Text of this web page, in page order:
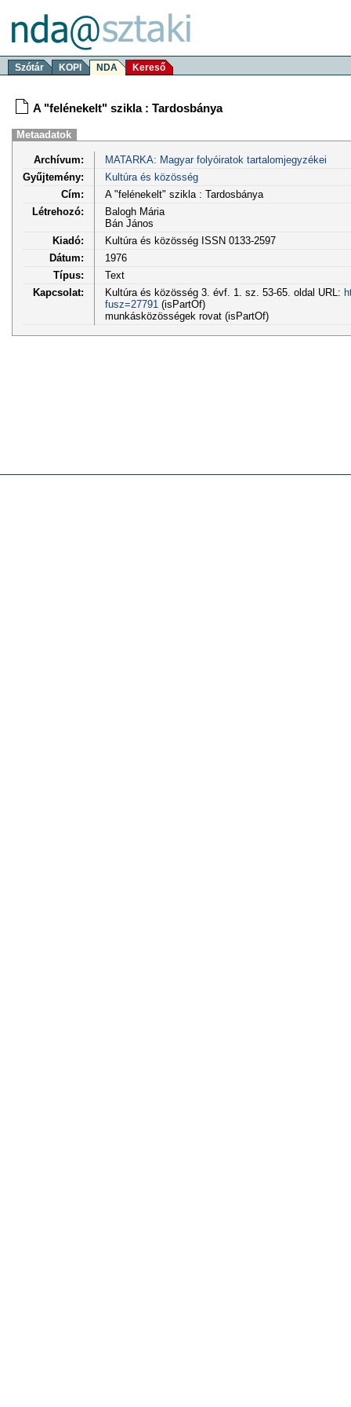
Szótár KOPI NDA Kereső
A "felénekelt" szikla : Tardosbánya
Metaadatok
Archívum:
MATARKA: Magyar folyóiratok tartalomjegyzékei
Gyűjtemény:
Kultúra és közösség
Cím:
A "felénekelt" szikla : Tardosbánya
Létrehozó:
Balogh Mária
Bán János
Kiadó:
Kultúra és közösség ISSN 0133-2597
Dátum:
1976
Típus:
Text
Kapcsolat:
Kultúra és közösség 3. évf. 1. sz. 53-65. oldal URL:
fusz=27791 (isPartOf)
munkásközösségek rovat (isPartOf)